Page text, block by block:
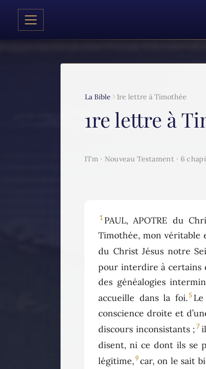
La Bible 1re lettre à Timothée
1re lettre à
1Tm · Nouveau Testament · 6
1 PAUL, APOTRE du
Timothée, mon véritable
du Christ Jésus notre
pour interdire à certains
des généalogies
accueille dans la foi.5
conscience droite et
discours inconsistants ;7
disent, ni ce dont ils se
légitime,9 car, on le sait